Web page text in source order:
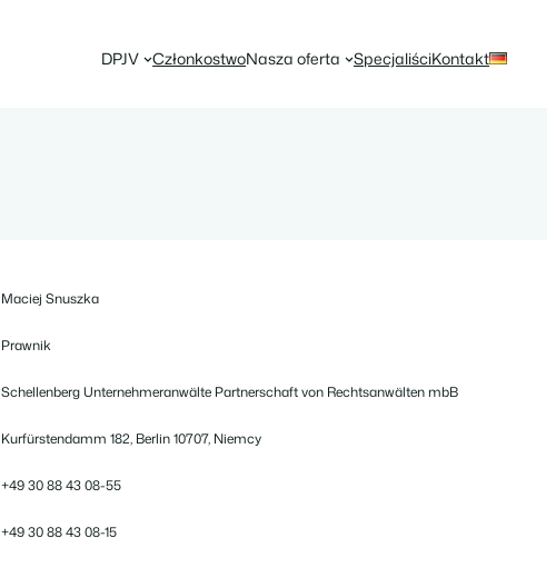
DPJV CzłonkostwoNasza oferta SpecjaliściKontakt
Maciej Snuszka
Prawnik
Schellenberg Unternehmeranwälte Partnerschaft von Rechtsanwälten mbB
Kurfürstendamm 182, Berlin 10707, Niemcy
+49 30 88 43 08-55
+49 30 88 43 08-15